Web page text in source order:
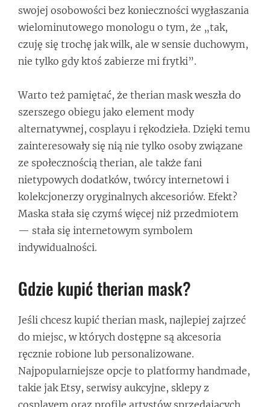
swojej osobowości bez konieczności wygłaszania
wielominutowego monologu o tym, że „tak,
czuję się trochę jak wilk, ale w sensie duchowym,
nie tylko gdy ktoś zabierze mi frytki”.
Warto też pamiętać, że therian mask weszła do
szerszego obiegu jako element mody
alternatywnej, cosplayu i rękodzieła. Dzięki temu
zainteresowały się nią nie tylko osoby związane
ze społecznością therian, ale także fani
nietypowych dodatków, twórcy internetowi i
kolekcjonerzy oryginalnych akcesoriów. Efekt?
Maska stała się czymś więcej niż przedmiotem
— stała się internetowym symbolem
indywidualności.
Gdzie kupić therian mask?
Jeśli chcesz kupić therian mask, najlepiej zajrzeć
do miejsc, w których dostępne są akcesoria
ręcznie robione lub personalizowane.
Najpopularniejsze opcje to platformy handmade,
takie jak Etsy, serwisy aukcyjne, sklepy z
cosplayem oraz profile artystów sprzedających